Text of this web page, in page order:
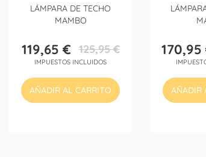
LÁMPARA DE TECHO
MAMBO
Precio
119,65 €Precio
base
125,95 €
IMPUESTOS INCLUIDOS
AÑADIR AL CARRITO
170,95
AÑADIR